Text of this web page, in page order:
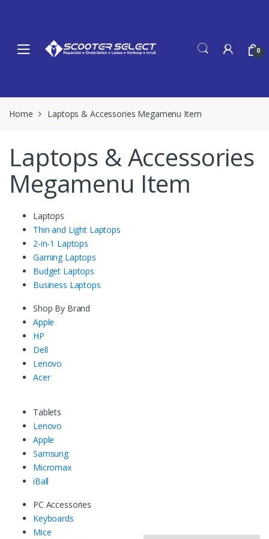
0
Home Laptops & Accessories Megamenu Item
Laptops & Accessories
Megamenu Item
Laptops
Thin and Light Laptops
2-in-1 Laptops
Gaming Laptops
Budget Laptops
Business Laptops
Shop By Brand
Apple
HP
Dell
Lenovo
Acer
Tablets
Lenovo
Apple
Samsung
Micromax
iBall
PC Accessories
Keyboards
Mice